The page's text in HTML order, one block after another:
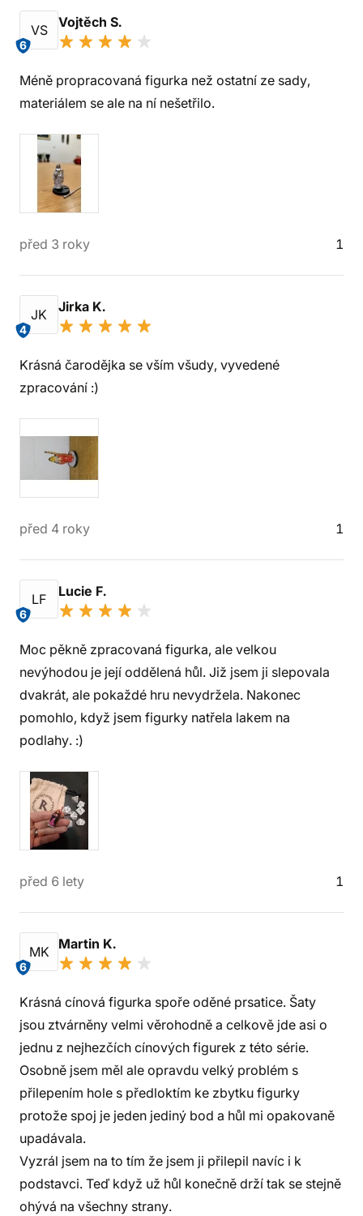
VS
6
Vojtěch S.
Méně propracovaná figurka než ostatní ze sady,
materiálem se ale na ní nešetřilo.
před 3 roky 1
JK
4
Jirka K.
Krásná čarodějka se vším všudy, vyvedené
zpracování :)
před 4 roky 1
LF
6
Lucie F.
Moc pěkně zpracovaná figurka, ale velkou
nevýhodou je její oddělená hůl. Již jsem ji slepovala
dvakrát, ale pokaždé hru nevydržela. Nakonec
pomohlo, když jsem figurky natřela lakem na
podlahy. :)
před 6 lety 1
MK
6
Martin K.
Krásná cínová figurka spoře oděné prsatice. Šaty
jsou ztvárněny velmi věrohodně a celkově jde asi o
jednu z nejhezčích cínových figurek z této série.
Osobně jsem měl ale opravdu velký problém s
přilepením hole s předloktím ke zbytku figurky
protože spoj je jeden jediný bod a hůl mi opakovaně
upadávala.
Vyzrál jsem na to tím že jsem ji přilepil navíc i k
podstavci. Teď když už hůl konečně drží tak se stejně
ohývá na všechny strany.